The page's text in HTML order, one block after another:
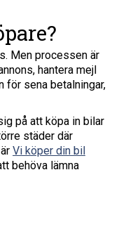
Men processen är
hantera mejl
för sena betalningar,
på att köpa in bilar
städer där
Vi köper din bil
behöva lämna